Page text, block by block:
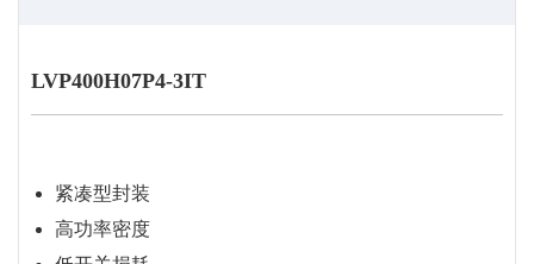
LVP400H07P4-3IT
紧凑型封装
高功率密度